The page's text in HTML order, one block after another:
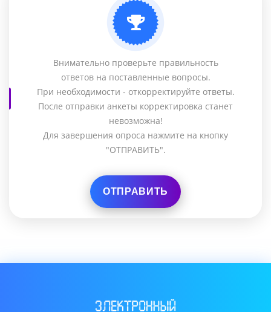
Внимательно проверьте правильность
ответов на поставленные вопросы.
При необходимости - откорректируйте ответы.
После отправки анкеты корректировка станет
невозможна!
Для завершения опроса нажмите на кнопку
"ОТПРАВИТЬ".